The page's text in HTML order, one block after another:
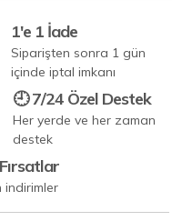
1'e 1 İade
Siparişten sonra 1 gün
içinde iptal imkanı
🕘 7/24 Özel Destek
Her yerde ve her zaman
destek
indirimler